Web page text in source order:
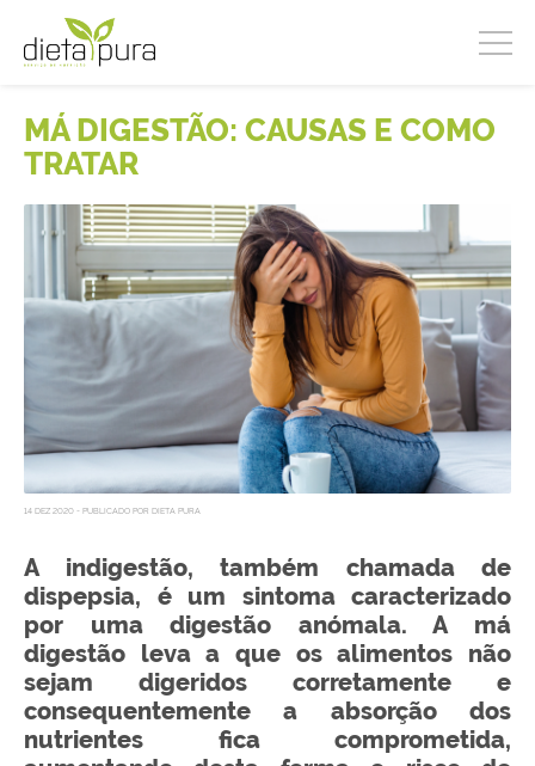
MÁ DIGESTÃO: CAUSAS E COMO
TRATAR
14 DEZ 2020 - PUBLICADO POR DIETA PURA
A indigestão, também chamada de
dispepsia, é um sintoma caracterizado
por uma digestão anómala. A má
digestão leva a que os alimentos não
sejam digeridos corretamente e
consequentemente a absorção dos
nutrientes fica comprometida,